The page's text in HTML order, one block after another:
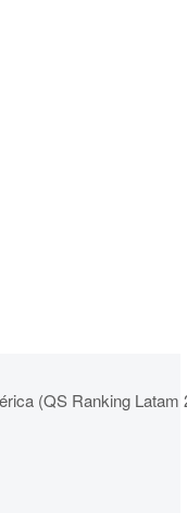
(QS Ranking Latam